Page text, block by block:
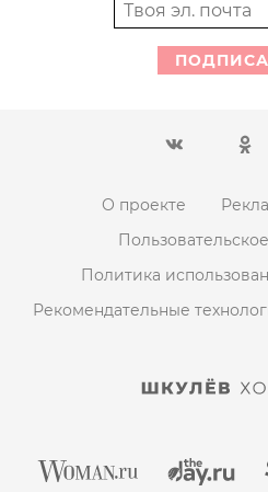
О проекте
Политика
Рекомендательные